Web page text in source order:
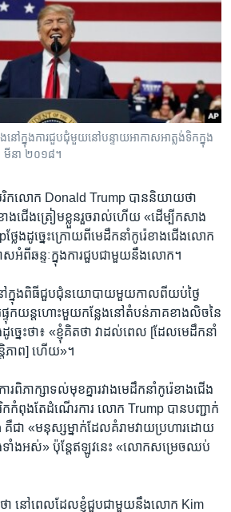
នៅ​ក្នុង​ការជួបជុំ​មួយ​នៅ​បន្ទាយ​អាកាសអាត្លង់ទិក​ក្នុង
មីនា ២០១៨។
រិក​លោក Donald Trump បាន​និយាយ​ថា
ង​ជើង​ត្រៀម​ខ្លួន​រួច​រាល់​ហើយ «ដើម្បី​កសាង​
លែង​ដូច្នេះ​ក្រោយ​ពី​មេដឹកនាំ​កូរ៉េ​ខាង​ជើង​លោក
ស​អំពី​ឆន្ទៈ​ក្នុង​ការ​ជួប​ជាមួយ​នឹង​លោក។
ៅ​ក្នុង​ពិធី​ជួបជុំ​នយោបាយ​មួយ​កាល​ពី​យប់​ថ្ងៃ​
ក​យន្តហោះ​មួយ​កន្លែង​នៅ​តំបន់​ភាគ​ខាង​លិច​នៃ​
ច្នេះ​ថា៖ «ខ្ញុំ​គិត​ថា វា​ដល់​ពេល [ដែល​មេដឹកនាំ​
តិភាព] ហើយ»។
ពិភាក្សា​ទល់​មុខ​គ្នា​រវាង​មេដឹកនាំ​កូរ៉េ​ខាង​ជើង
ក​កំពុងតែ​ដំណើរការ លោក Trump បាន​បញ្ជាក់​
ជា «មនុស្ស​ម្នាក់​ដែល​គំរាម​វាយ​ប្រហារ​ដោយ​
ែង​ទាំង​អស់» ប៉ុន្តែ​ឥឡូវ​នេះ «លោក​សម្រេច​ឈប់​
ថា នៅ​ពេល​ដែល​ខ្ញុំ​ជួប​ជាមួយ​នឹង​លោក Kim